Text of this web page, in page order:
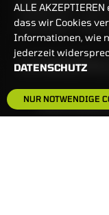
HÄUFIG
HANDELSZEIT
MO-
ZERTIFIKATE
8:00-
ALLE
dass wir Cookies
Informationen, wie
jederzeit
DATENSCHUTZ
NUR NOTWENDIGE